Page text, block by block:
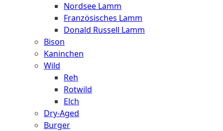
Nordsee Lamm
Französisches Lamm
Donald Russell Lamm
Bison
Kaninchen
Wild
Reh
Rotwild
Elch
Dry-Aged
Burger